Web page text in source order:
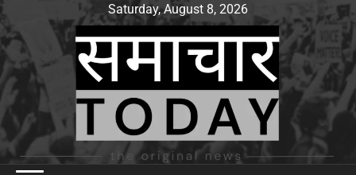
Skip
to
content
Saturday, August 8, 2026